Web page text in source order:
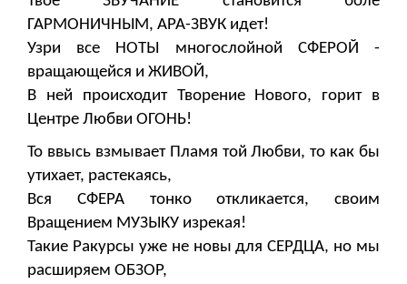
ГАРМОНИЧНЫМ, АРА-ЗВУК идет!
Узри все НОТЫ многослойной СФЕРОЙ -
вращающейся и ЖИВОЙ,
В ней происходит Творение Нового, горит в
Центре Любви ОГОНЬ!
То ввысь взмывает Пламя той Любви, то как бы
утихает, растекаясь,
Вся СФЕРА тонко откликается, своим
Вращением МУЗЫКУ изрекая!
Такие Ракурсы уже не новы для СЕРДЦА, но мы
расширяем ОБЗОР,